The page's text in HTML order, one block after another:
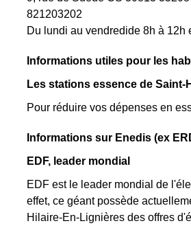
821203202
Du lundi au vendredide 8h à
Informations utiles pour les
Les stations essence de Saint-
Pour réduire vos dépenses en
Informations sur Enedis (ex
EDF, leader mondial
EDF est le leader mondial de
effet, ce géant possède
Hilaire-En-Lignières des offres